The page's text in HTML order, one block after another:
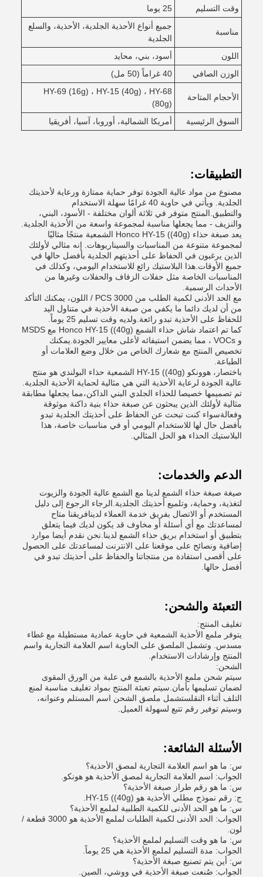
وقت التسليم 25 يوما
مناسبة
جميع أنواع الأحذية الجلدية، الأحذية، والسلع
الجلدية
اللون
أسود، بني، محايد
الوزن الصافي
40 غراماً (50 مل)
الأحجام المتاحة
HY-69 (16g) ، HY-15 (40g) ، HY-68
(80g)
السوق الرئيسية
أمريكا الشمالية، أوروبا، آسيا، أفريقيا
التطبيقات:
مصنوع من مواد عالية الجودة توفر حماية ممتازة ورعاية لأحذيتك
الجلدية. ويأتي في حاوية 40 غرامًا سهلة الاستخدام
والتطبيق.المنتج متوفر في ثلاثة ألوان مختلفة - الأسود، البني،
والنزيف - مما يجعلها مناسبة لمجموعة واسعة من الأحذية الجلدية.
يعد صبغة حذاء Honco HY-15 ((40g) الشمعية منتجًا مثاليًا
لمجموعة متنوعة من المناسبات والسيناريوهات. إنه مثالي لأولئك
الذين يرغبون في الحفاظ على أحذيتهم الجلدية بأفضل حالها في
جميع الأوقات.هذا البلاستيك رائع للاستخدام اليومي، وكذلك في
المناسبات الخاصة مثل حفلات الزفاف والحفلات وغيرها من
الأحداث الرسمية.
مع الحد الأدنى لكمية الطلب من 3000 PCS / اللون، يمكنك التأكد
من أن لديك دائما ما يكفي من صبغة الأحذية في متناول اليد
للحفاظ على الأحذية تبدو رائعة.ولديه وقت تسليم 25 يوماً.
كما تم اعتماد شاش حذاء الشمع Honco HY-15 ((40g) مع MSDS
و VOCs ، مما يضمن استيفائه لأعلى معايير الجودة.يمكنك
تخصيص المنتج مع شعارك الخاص من خلال وضع العلامات أو
الطباعة.
باختصار، هوونكو HY-15 ((40g) الشمعية حذاء البولندي هو منتج
عالية الجودة لرعاية الأحذية التي هي مثالية لحماية الأحذية الجلدية.
تم تصميمها خصيصا للحذاء الجلدي البني الداكن،مما يجعلها مطابقة
مثالية لأولئك الذين يبحثون عن صبغة حذاء بنية داكنة موثوقة
وفعالةسواء كنت تبحث عن الحفاظ على أحذيتك الجلدية تبدو
بأفضل حال لها للاستخدام اليومي أو في مناسبات خاصة، هذا
البلاستيك الحذاء هو الحل المثالي.
الدعم والخدمات:
صيغة صبغة حذاء الشمع لدينا مع الشمع عالية الجودة والزيوت
لتغذية، وحماية، وتلميع أحذيتك الجلدية.الرجاء الرجوع إلى دليل
المستخدم أو الاتصال بفريق خدمة العملاء لدينافريقنا متاح
لمساعدتك مع أي أسئلة أو مخاوف قد يكون لديك فيما يتعلق
بتطبيق أو استخدام بريق حذاء الشمع لدينا.نحن نقدم أيضا موارد
إضافية ونصائح على موقعنا على الانترنت لمساعدتك على الحصول
على أقصى استفادة من منتجاتنا والحفاظ على أحذيتك تبدو في
أفضل حالها.
التعبئة والشحن:
تغليف المنتج:
يتوفر ملمع الأحذية الشمعية في حاوية عمادية مستطيلة مع غطاء
مسدس. وتشمل الملصق على الحاوية اسم العلامة التجارية واسم
المنتج وإرشادات الاستخدام.
الشحن:
سيتم شحن ملمع الأحذية بالشمع في علبة من الورق المقوى
لضمان تسليمها بأمان.سيتم تعبئة المنتج بمواد تغليف مناسبة لمنع
التلف أثناء النقلستشمل ملصق الشحن اسم المستلم وعنوانه،
وسيتم توفير رقم تتبع لسهولة العميل.
الأسئلة الشائعة:
س: ما هو اسم العلامة التجارية لمصق الأحذية؟
الجواب: اسم العلامة التجارية لمصق الأحذية هو هونكو.
س: ما هو رقم طراز صبغة الأحذية؟
ج: رقم نموذج مطلي الأحذية هو HY-15 ((40g).
س: ما هو الحد الأدنى للكمية الطلبية لملمع الأحذية؟
الجواب: الحد الأدنى لكمية الطلبات لملمع الأحذية هو 3000 قطعة /
لون.
س: ما هو وقت التسليم لملمع الأحذية؟
الجواب: مدة التسليم لملمع الأحذية هي 25 يوماً.
س: أين يتم تصنيع صبغة الأحذية؟
الجواب: صُنعت صبغة الأحذية في ووشي، الصين.